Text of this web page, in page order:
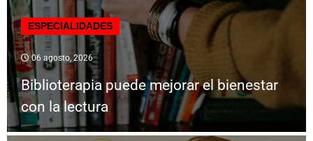
ESPECIALIDADES
06 agosto, 2026
Biblioterapia puede mejorar el bienestar
con la lectura